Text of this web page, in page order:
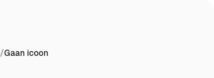
/Gaan icoon